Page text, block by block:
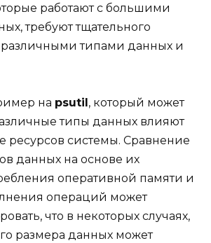
работают с большими
требуют тщательного
типами данных и
на psutil, который может
типы данных влияют
ресурсов системы. Сравнение
данных на основе их
оперативной памяти и
операций может
что в некоторых случаях,
размера данных может